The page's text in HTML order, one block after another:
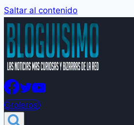
Saltar al contenido
Groleros!